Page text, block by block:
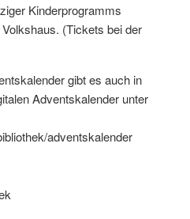
Kinderprogramms
(Tickets bei der
gibt es auch in
Adventskalender unter
adventskalender